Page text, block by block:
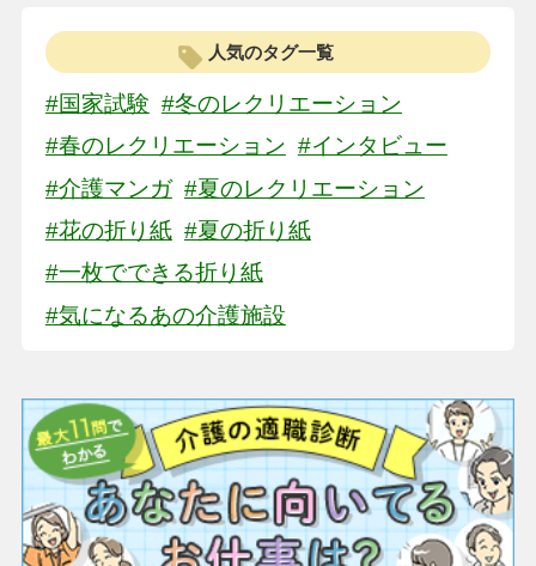
人気のタグ一覧
#国家試験 #冬のレクリエーション
#春のレクリエーション #インタビュー
#介護マンガ #夏のレクリエーション
#花の折り紙 #夏の折り紙
#一枚でできる折り紙
#気になるあの介護施設